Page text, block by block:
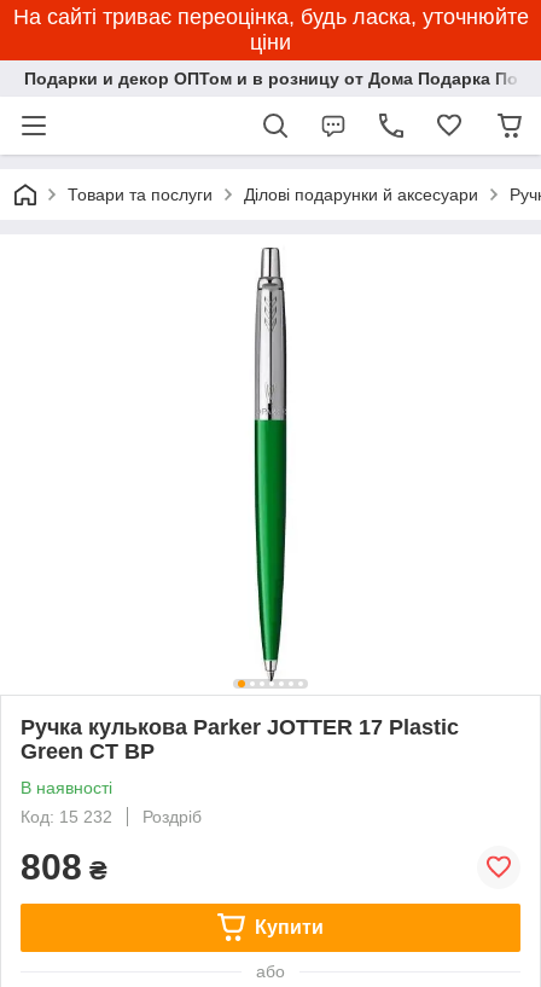
На сайті триває переоцінка, будь ласка, уточнюйте
ціни
Подарки и декор ОПТом и в розницу от Дома Подарка
Товари та послуги Ділові подарунки й аксесуари
Ручка кулькова Parker JOTTER 17 Plastic
Green CT BP
В наявності
Код: 15 232
Роздріб
808 ₴
Купити
або